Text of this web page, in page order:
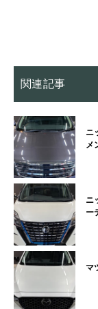
関連記事
ニ
メ
ニ
ー
マ